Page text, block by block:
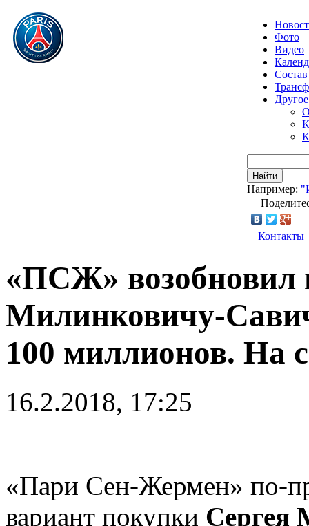
Фото
Видео
Состав
Другое
Найти
Например:
Контакты
«ПСЖ» возобновил
Милинковичу-
100 миллионов. На
16.2.2018, 17:25
«Пари Сен-Жермен» по-
вариант покупки Сергея